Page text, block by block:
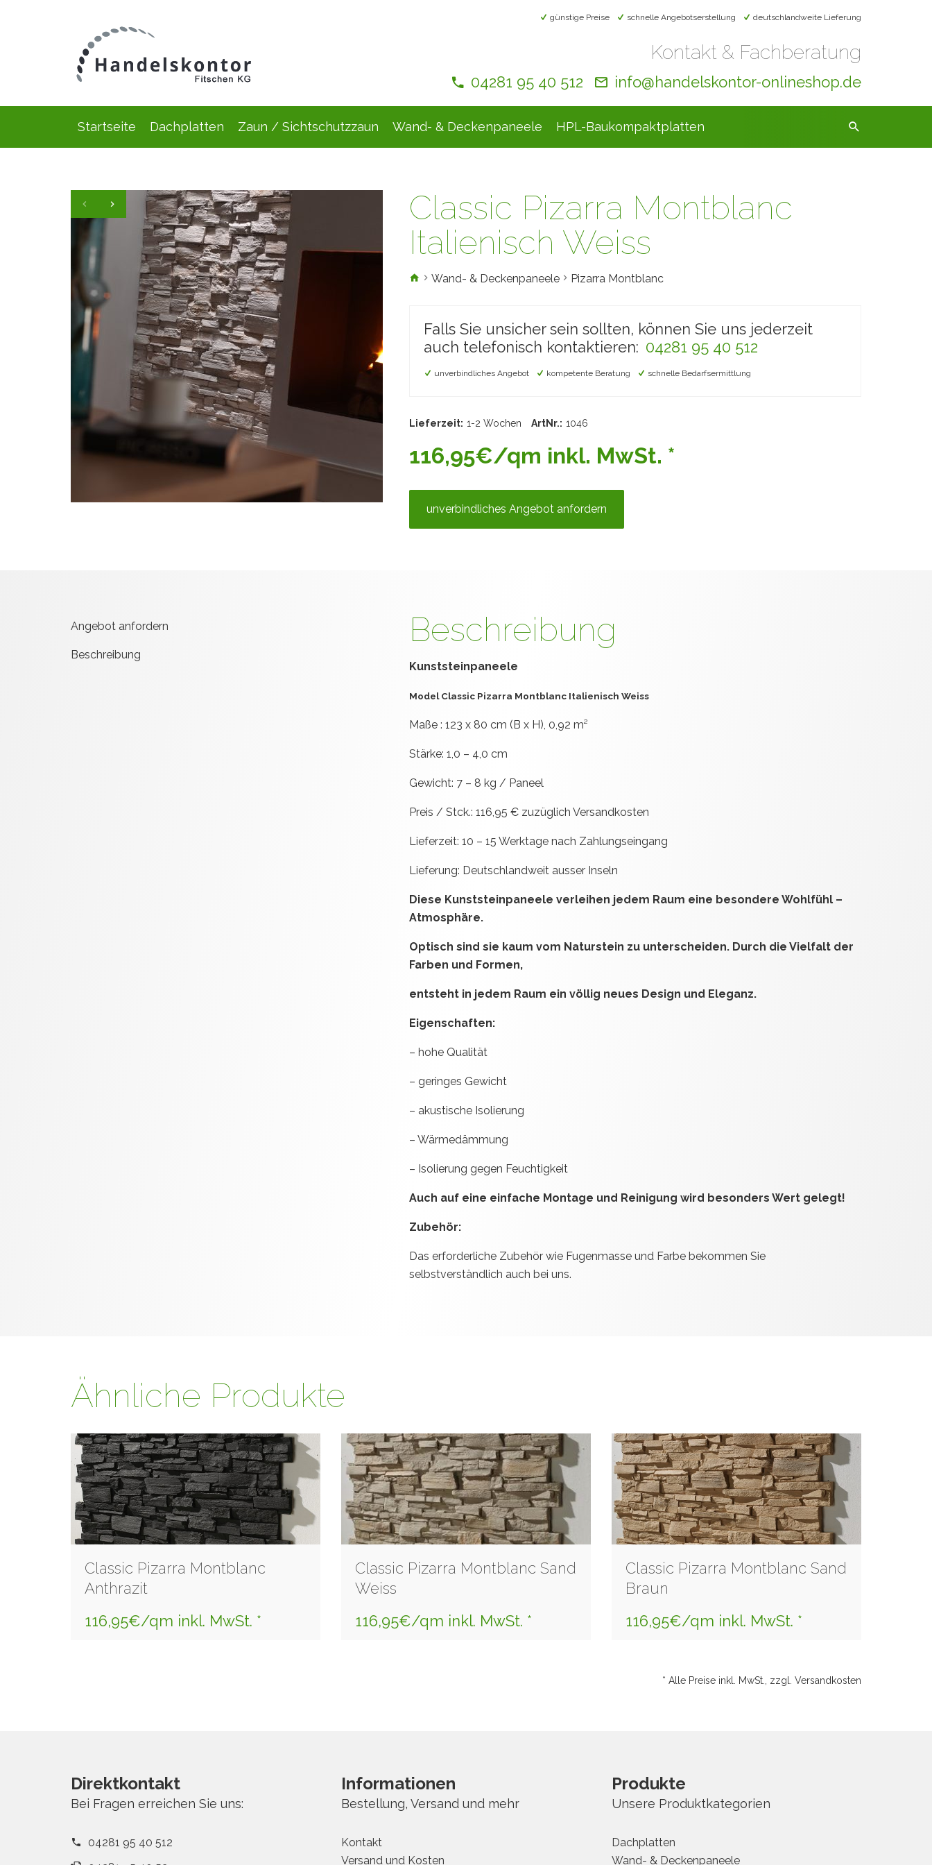
günstige Preise schnelle Angebotserstellung deutschlandweite Lieferung
Kontakt & Fachberatung
04281 95 40 512 info@handelskontor-onlineshop.de
Startseite Dachplatten Zaun / Sichtschutzzaun Wand- & Deckenpaneele HPL-Baukompaktplatten
Classic Pizarra Montblanc
Italienisch Weiss
Wand- & Deckenpaneele Pizarra Montblanc
Falls Sie unsicher sein sollten, können Sie uns jederzeit
auch telefonisch kontaktieren: 04281 95 40 512
unverbindliches Angebot kompetente Beratung schnelle Bedarfsermittlung
Lieferzeit: 1-2 Wochen ArtNr.: 1046
116,95€/qm inkl. MwSt. *
unverbindliches Angebot anfordern
Angebot anfordern
Beschreibung
Beschreibung
Kunststeinpaneele
Model Classic Pizarra Montblanc Italienisch Weiss
Maße : 123 x 80 cm (B x H), 0,92 m²
Stärke: 1,0 – 4,0 cm
Gewicht: 7 – 8 kg / Paneel
Preis / Stck.: 116,95 € zuzüglich Versandkosten
Lieferzeit: 10 – 15 Werktage nach Zahlungseingang
Lieferung: Deutschlandweit ausser Inseln
Diese Kunststeinpaneele verleihen jedem Raum eine besondere Wohlfühl –
Atmosphäre.
Optisch sind sie kaum vom Naturstein zu unterscheiden. Durch die Vielfalt der
Farben und Formen,
entsteht in jedem Raum ein völlig neues Design und Eleganz.
Eigenschaften:
– hohe Qualität
– geringes Gewicht
– akustische Isolierung
– Wärmedämmung
– Isolierung gegen Feuchtigkeit
Auch auf eine einfache Montage und Reinigung wird besonders Wert gelegt!
Zubehör:
Das erforderliche Zubehör wie Fugenmasse und Farbe bekommen Sie
selbstverständlich auch bei uns.
Ähnliche Produkte
Classic Pizarra Montblanc
Anthrazit
116,95€/qm inkl. MwSt. *
Classic Pizarra Montblanc Sand
Weiss
116,95€/qm inkl. MwSt. *
Classic Pizarra Montblanc Sand
Braun
116,95€/qm inkl. MwSt. *
* Alle Preise inkl. MwSt., zzgl. Versandkosten
Direktkontakt
Bei Fragen erreichen Sie uns:
04281 95 40 512
Informationen
Bestellung, Versand und mehr
Kontakt
Versand und Kosten
Produkte
Unsere Produktkategorien
Dachplatten
Wand- & Deckenpaneele